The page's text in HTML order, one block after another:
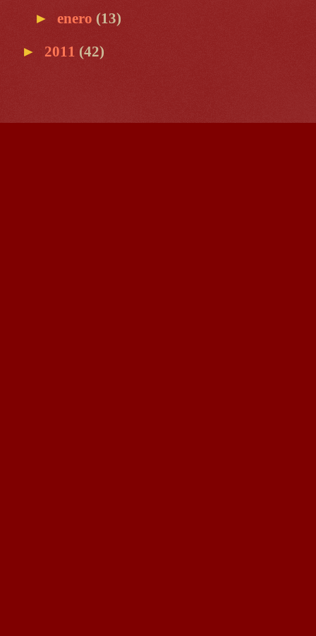
► enero (13)
► 2011 (42)